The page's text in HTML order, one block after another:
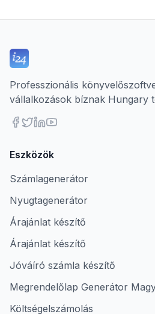
Professzionális
vállalkozások bíznak Hungary
Eszközök
Számlagenerátor
Nyugtagenerátor
Árajánlat készítő
Árajánlat készítő
Jóváíró számla készítő
Megrendelőlap Generátor
Költségelszámolás